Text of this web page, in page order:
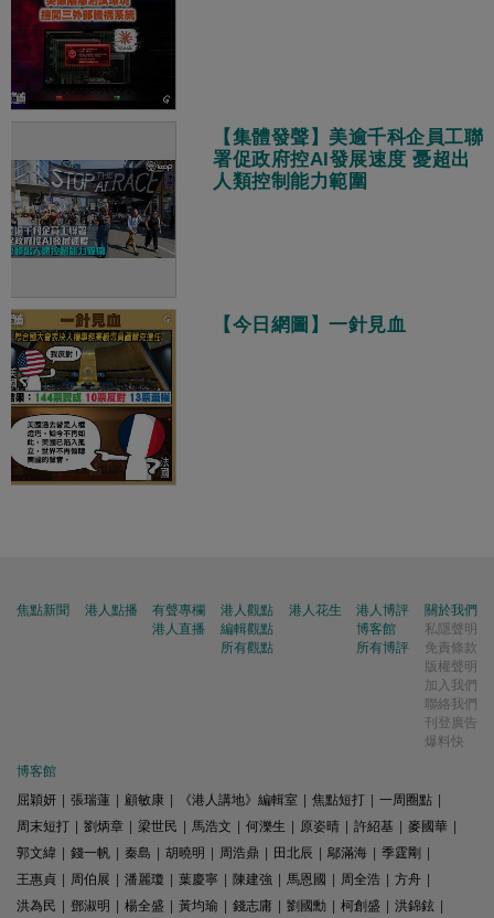
【集體發聲】美逾千科企員工聯
署促政府控AI發展速度 憂超出
人類控制能力範圍
【今日網圖】一針見血
焦點新聞 港人點播
有聲專欄
港人直播
港人觀點
編輯觀點
所有觀點
港人花生
港人博評
博客館
所有博評
關於我們
私隱聲明
免責條款
版權聲明
加入我們
聯絡我們
刊登廣告
爆料快
博客館
屈穎妍
張瑞蓮 顧敏康 《港人講地》編輯室 焦點短打 一周圈點
周末短打
劉炳章 梁世民 馬浩文 何濼生 原姿晴 許紹基 麥國華
郭文緯
錢一帆 秦島 胡曉明 周浩鼎 田北辰 鄔滿海 季霆剛
王惠貞
周伯展 潘麗瓊 葉慶寧 陳建強 馬恩國 周全浩 方舟
洪為民
鄧淑明 楊全盛 黃均瑜 錢志庸 劉國勳 柯創盛 洪錦鉉